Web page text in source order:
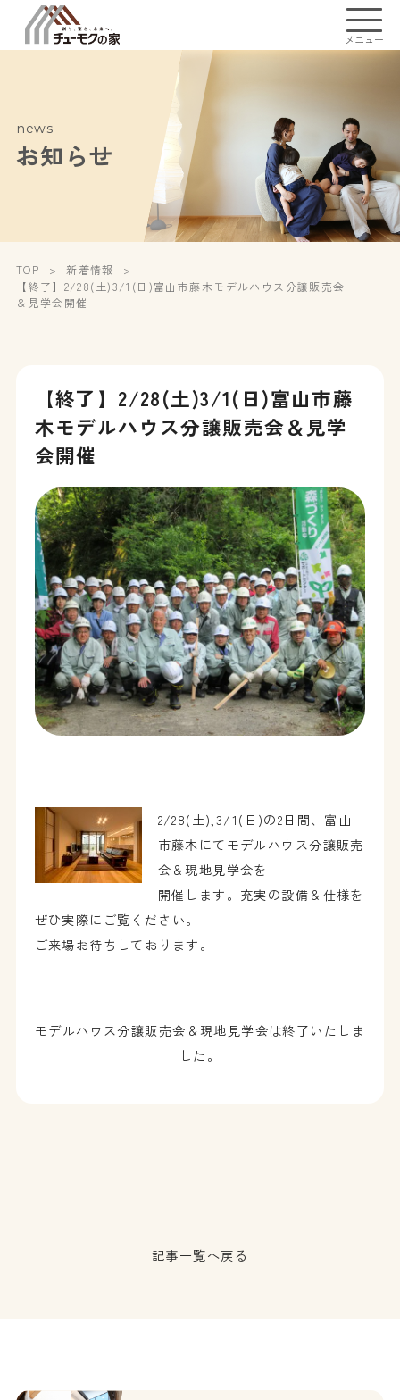
メニュー
news
お知らせ
TOP
新着情報
【終了】2/28(土)3/1(日)富山市藤木モデルハウス分譲販売会
＆見学会開催
【終了】2/28(土)3/1(日)富山市藤
木モデルハウス分譲販売会＆見学
会開催
2/28(土),3/1(日)の2日間、富山
市藤木にてモデルハウス分譲販売
会＆現地見学会を
開催します。充実の設備＆仕様を
ぜひ実際にご覧ください。
ご来場お待ちしております。
モデルハウス分譲販売会＆現地見学会は終了いたしま
した。
記事一覧へ戻る